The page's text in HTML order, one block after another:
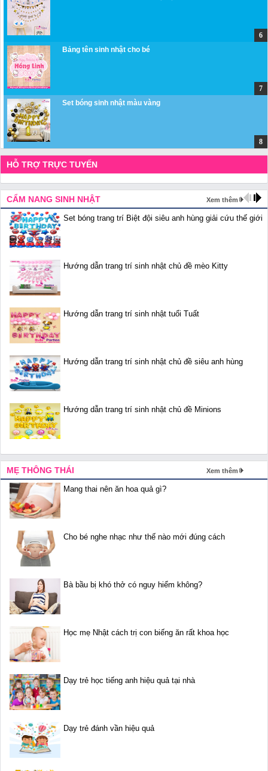
Bảng tên sinh nhật cho bé
Set bóng sinh nhật màu vàng
HỖ TRỢ TRỰC TUYẾN
CẨM NANG SINH NHẬT Xem thêm
Set bóng trang trí Biệt đội siêu anh hùng giải cứu thế giới
Hướng dẫn trang trí sinh nhật chủ đề mèo Kitty
Hướng dẫn trang trí sinh nhật tuổi Tuất
Hướng dẫn trang trí sinh nhật chủ đề siêu anh hùng
Hướng dẫn trang trí sinh nhật chủ đề Minions
MẸ THÔNG THÁI Xem thêm
Mang thai nên ăn hoa quả gì?
Cho bé nghe nhạc như thế nào mới đúng cách
Bà bầu bị khó thở có nguy hiểm không?
Học mẹ Nhật cách trị con biếng ăn rất khoa học
Dạy trẻ học tiếng anh hiệu quả tại nhà
Dạy trẻ đánh vần hiệu quả